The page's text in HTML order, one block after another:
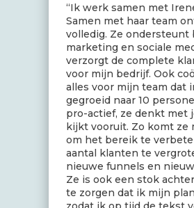
“Ik werk samen met
Samen met haar team
volledig. Ze ondersteunt
marketing en sociale
verzorgt de complete
voor mijn bedrijf. Ook
alles voor mijn team dat
gegroeid naar 10
pro-actief, ze denkt met
kijkt vooruit. Zo komt ze
om het bereik te
aantal klanten te
nieuwe funnels en
Ze is ook een stok
te zorgen dat ik mijn